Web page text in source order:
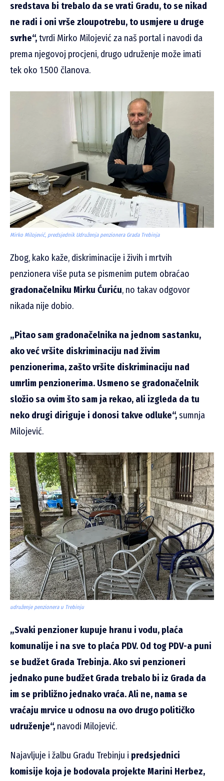
sredstava bi trebalo da se vrati Gradu, to se nikad
ne radi i oni vrše zloupotrebu, to usmjere u druge
svrhe“,tvrdi Mirko Milojević za naš portal i navodi da
prema njegovoj procjeni, drugo udruženje može imati
tek oko 1.500 članova.
Mirko Milojević, predsjednik Udruženja penzionera Grada Trebinja
Zbog, kako kaže, diskriminacije i živih i mrtvih
penzionera više puta se pismenim putem obraćao
gradonačelniku Mirku Ćuriću, no takav odgovor
nikada nije dobio.
„Pitao sam gradonačelnika na jednom sastanku,
ako već vršite diskriminaciju nad živim
penzionerima, zašto vršite diskriminaciju nad
umrlim penzionerima. Usmeno se gradonačelnik
složio sa ovim što sam ja rekao, ali izgleda da tu
neko drugi diriguje i donosi takve odluke“,sumnja
Milojević.
udruženje penzionera u Trebinju
„Svaki penzioner kupuje hranu i vodu, plaća
komunalije i na sve to plaća PDV. Od tog PDV-a puni
se budžet Grada Trebinja. Ako svi penzioneri
jednako pune budžet Grada trebalo bi iz Grada da
im se približno jednako vraća. Ali ne, nama se
vraćaju mrvice u odnosu na ovo drugo političko
udruženje“, navodi Milojević.
Najavljuje i žalbu Gradu Trebinju i predsjednici
komisije koja je bodovala projekte Marini Herbez,